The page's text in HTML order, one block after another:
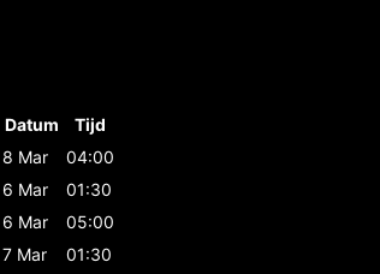
Datum
Tijd
8 Mar
04:00
6 Mar
01:30
6 Mar
05:00
7 Mar
01:30